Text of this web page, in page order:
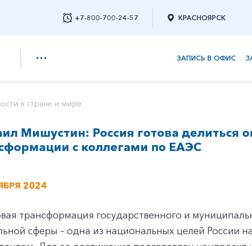
+7-800-700-24-57
Заказать обратный звонок
КРАСНОЯРСК
ЗАПИСЬ В ОФИС
в стране и мире
Мишустин: Россия готова делиться
с коллегами по ЕАЭС
2024
трансформация государственного и
сферы – одна из национальных целей России